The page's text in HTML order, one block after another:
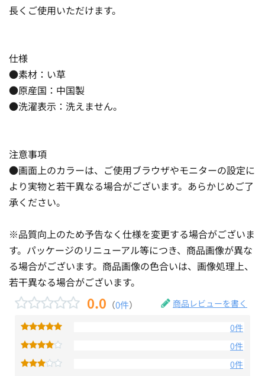
長くご使用いただけます。
仕様
●素材：い草
●原産国：中国製
●洗濯表示：洗えません。
注意事項
●画面上のカラーは、ご使用ブラウザやモニターの設定に
より実物と若干異なる場合がございます。あらかじめご了
承ください。
※品質向上のため予告なく仕様を変更する場合がございま
す。パッケージのリニューアル等につき、商品画像が異な
る場合がございます。商品画像の色合いは、画像処理上、
若干異なる場合がございます。
0.0 （0件） 商品レビューを書く
0件
0件
0件